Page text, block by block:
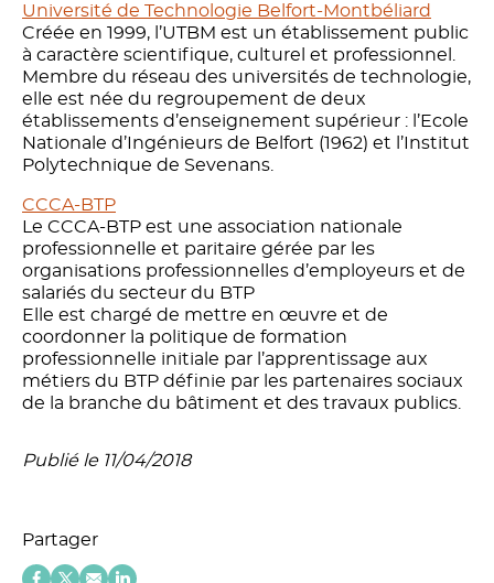
Université de Technologie Belfort-Montbéliard
Créée en 1999, l’UTBM est un établissement public
à caractère scientifique, culturel et professionnel.
Membre du réseau des universités de technologie,
elle est née du regroupement de deux
établissements d’enseignement supérieur : l’Ecole
Nationale d’Ingénieurs de Belfort (1962) et l’Institut
Polytechnique de Sevenans.
CCCA-BTP
Le CCCA-BTP est une association nationale
professionnelle et paritaire gérée par les
organisations professionnelles d’employeurs et de
salariés du secteur du BTP
Elle est chargé de mettre en œuvre et de
coordonner la politique de formation
professionnelle initiale par l’apprentissage aux
métiers du BTP définie par les partenaires sociaux
de la branche du bâtiment et des travaux publics.
Publié le 11/04/2018
Partager